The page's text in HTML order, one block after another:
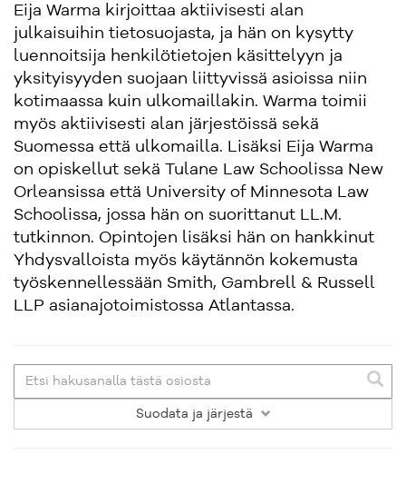
Eija Warma kirjoittaa aktiivisesti alan
julkaisuihin tietosuojasta, ja hän on kysytty
luennoitsija henkilötietojen käsittelyyn ja
yksityisyyden suojaan liittyvissä asioissa niin
kotimaassa kuin ulkomaillakin. Warma toimii
myös aktiivisesti alan järjestöissä sekä
Suomessa että ulkomailla. Lisäksi Eija Warma
on opiskellut sekä Tulane Law Schoolissa New
Orleansissa että University of Minnesota Law
Schoolissa, jossa hän on suorittanut LL.M.
tutkinnon. Opintojen lisäksi hän on hankkinut
Yhdysvalloista myös käytännön kokemusta
työskennellessään Smith, Gambrell & Russell
LLP asianajotoimistossa Atlantassa.
Suodata ja järjestä